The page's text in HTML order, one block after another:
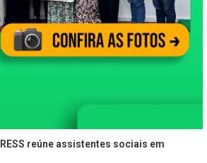
reúne assistentes sociais em